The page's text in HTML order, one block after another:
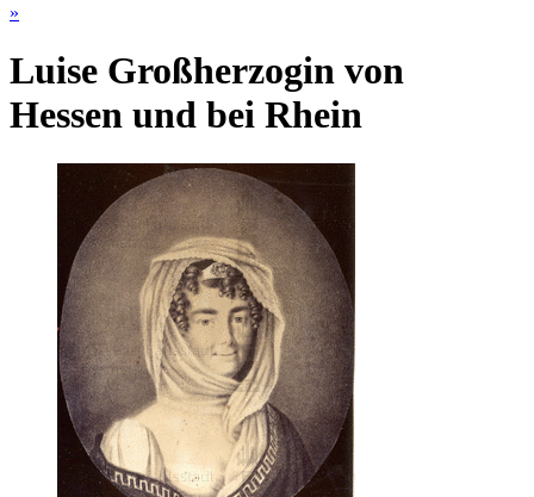
»
Luise Großherzogin von
Hessen und bei Rhein